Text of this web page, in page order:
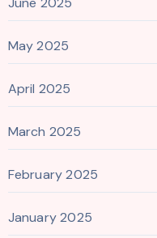
May 2025
April 2025
March 2025
February 2025
January 2025